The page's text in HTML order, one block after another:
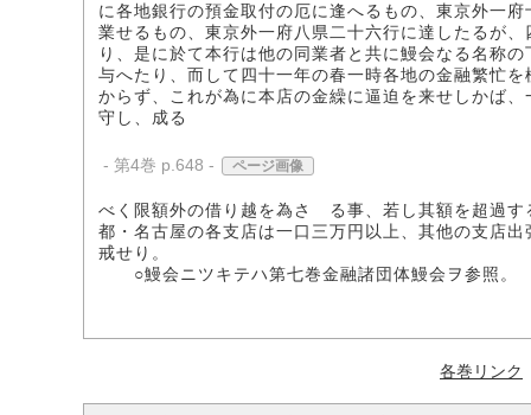
に各地銀行の預金取付の厄に逢へるもの、東京外一
業せるもの、東京外一府八県二十六行に達したるが
り、是に於て本行は他の同業者と共に鰻会なる名称
与へたり、而して四十一年の春一時各地の金融繁忙
からず、これが為に本店の金繰に逼迫を来せしかば
守し、成る
- 第4巻 p.648 - ページ画像
べく限額外の借り越を為さゞる事、若し其額を超過
都・名古屋の各支店は一口三万円以上、其他の支店
戒せり。
○鰻会ニツキテハ第七巻金融諸団体鰻会ヲ参照。
各巻リンク